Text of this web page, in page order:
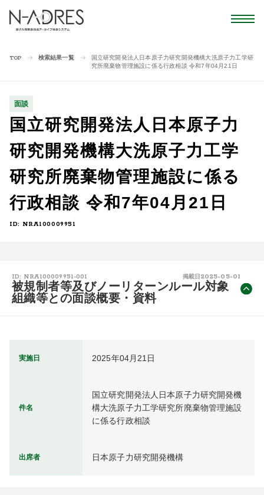
TOP 検索結果一覧
国立研究開発法人日本原子力研究開発機構大洗原子力工学研
究所廃棄物管理施設に係る行政相談 令和7年04月21日
面談
国立研究開発法人日本原子力
研究開発機構大洗原子力工学
研究所廃棄物管理施設に係る
行政相談 令和7年04月21日
ID: NRA100009951
ID: NRA100009951-001 掲載日 2025-05-01
被規制者等及びノーリターンルール対象
組織等との面談概要・資料
実施日 2025年04月21日
件名
国立研究開発法人日本原子力研究開発機
構大洗原子力工学研究所廃棄物管理施設
に係る行政相談
出席者 日本原子力研究開発機構